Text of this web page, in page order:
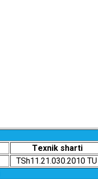
Tехnik shаrti
TSh11.21.030.2010 TU